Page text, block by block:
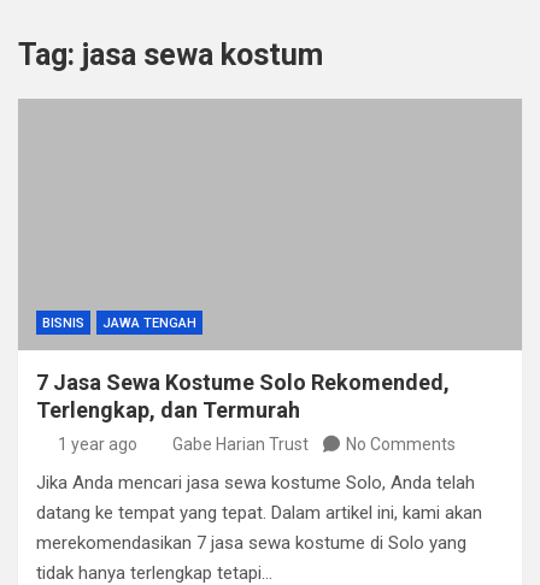
Tag: jasa sewa kostum
BISNIS JAWA TENGAH
7 Jasa Sewa Kostume Solo Rekomended,
Terlengkap, dan Termurah
1 year ago Gabe Harian Trust No Comments
Jika Anda mencari jasa sewa kostume Solo, Anda telah
datang ke tempat yang tepat. Dalam artikel ini, kami akan
merekomendasikan 7 jasa sewa kostume di Solo yang
tidak hanya terlengkap tetapi…